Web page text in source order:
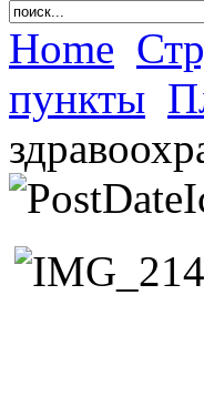
Home
пункты